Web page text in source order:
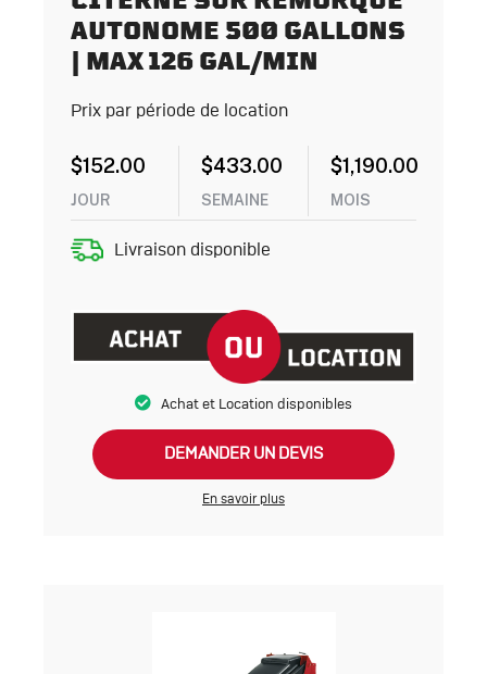
AUTONOME 500 GALLONS
| MAX 126 GAL/MIN
Prix par période de location
$152.00
JOUR
$433.00
SEMAINE
$1,190.00
MOIS
Livraison disponible
Achat et Location disponibles
DEMANDER UN DEVIS
En savoir plus